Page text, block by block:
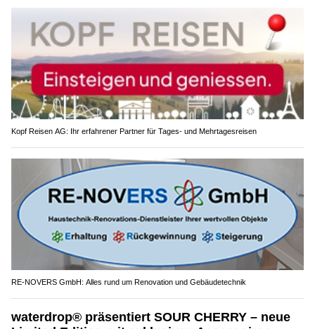
Kopf Reisen AG: Ihr erfahrener Partner für Tages- und Mehrtagesreisen
RE-NOVERS GmbH: Alles rund um Renovation und Gebäudetechnik
waterdrop® präsentiert SOUR CHERRY – neue